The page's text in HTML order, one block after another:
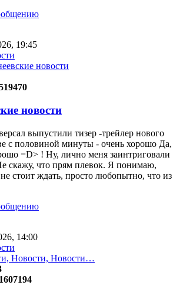
19:45
новости
новости
выпустили тизер -трейлер нового
с половиной минуты - очень хорошо Да,
=D> ! Ну, лично меня заинтриговали
скажу, что прям плевок. Я понимаю,
не стоит ждать, просто любопытно, что из
14:00
Новости, Новости…
1607194